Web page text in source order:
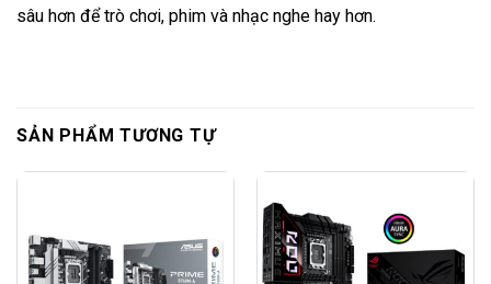
sâu hơn để trò chơi, phim và nhạc nghe hay hơn.
SẢN PHẨM TƯƠNG TỰ